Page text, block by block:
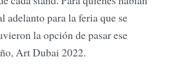
adelanto para la feria que se
la opción de pasar ese
Art Dubai 2022.